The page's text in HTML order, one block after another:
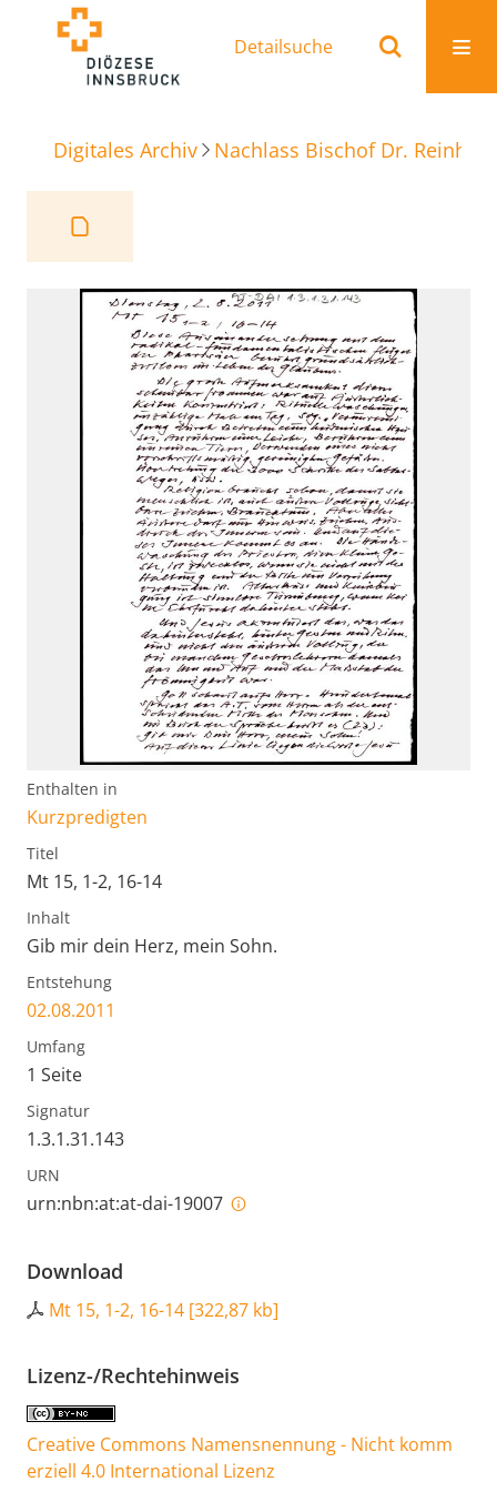
Detailsuche
Digitales Archiv Nachlass Bischof Dr.
Enthalten in
Kurzpredigten
Titel
Mt 15, 1-2, 16-14
Inhalt
Gib mir dein Herz, mein Sohn.
Entstehung
02.08.2011
Umfang
1 Seite
Signatur
1.3.1.31.143
URN
urn:nbn:at:at-dai-19007
Download
Mt 15, 1-2, 16-14 [322,87 kb]
Lizenz-/Rechtehinweis
Creative Commons Namensnennung - Nicht komm
erziell 4.0 International Lizenz